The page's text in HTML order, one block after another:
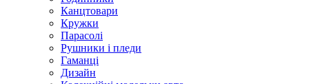
Канцтовари
Кружки
Парасолі
Рушники і пледи
Гаманці
Дизайн